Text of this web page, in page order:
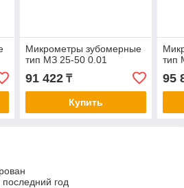
Микрометры зубомерные
тип МЗ 25-50 0.01
91 422₸
Купить
тип
95
год